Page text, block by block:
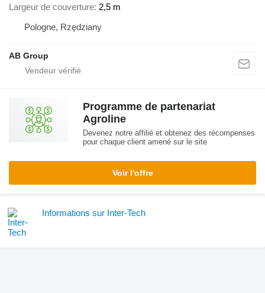
Largeur de couverture 2,5 m
Pologne, Rzędziany
AB Group
Programme de partenariat
Agroline
Devenez notre affilié et obtenez des récompenses
pour chaque client amené sur le site
Voir l'offre
Informations sur Inter-Tech